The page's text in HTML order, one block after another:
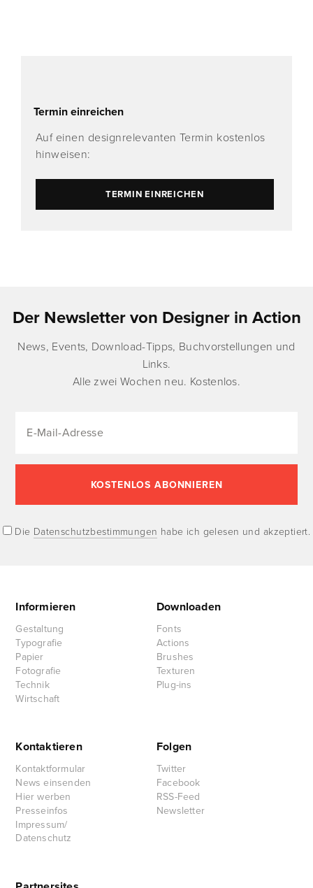
Termin einreichen
Auf einen designrelevanten Termin kostenlos
hinweisen:
TERMIN EINREICHEN
Der Newsletter von Designer in Action
News, Events, Download-Tipps, Buchvorstellungen und
Links.
Alle zwei Wochen neu. Kostenlos.
Die Datenschutzbestimmungen habe ich gelesen und akzeptiert.
Informieren
Gestaltung
Typografie
Papier
Fotografie
Technik
Wirtschaft
Downloaden
Fonts
Actions
Brushes
Texturen
Plug-ins
Kontaktieren
Kontaktformular
News einsenden
Hier werben
Presseinfos
Impressum/
Datenschutz
Folgen
Twitter
Facebook
RSS-Feed
Newsletter